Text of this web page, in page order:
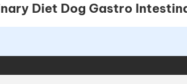
Diet Dog Gastro